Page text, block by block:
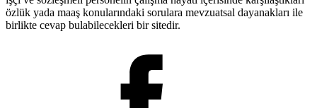
özlük yada maaş konularındaki sorulara mevzuatsal dayanakları ile
birlikte cevap bulabilecekleri bir sitedir.